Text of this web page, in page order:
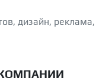
дизайн, реклама,